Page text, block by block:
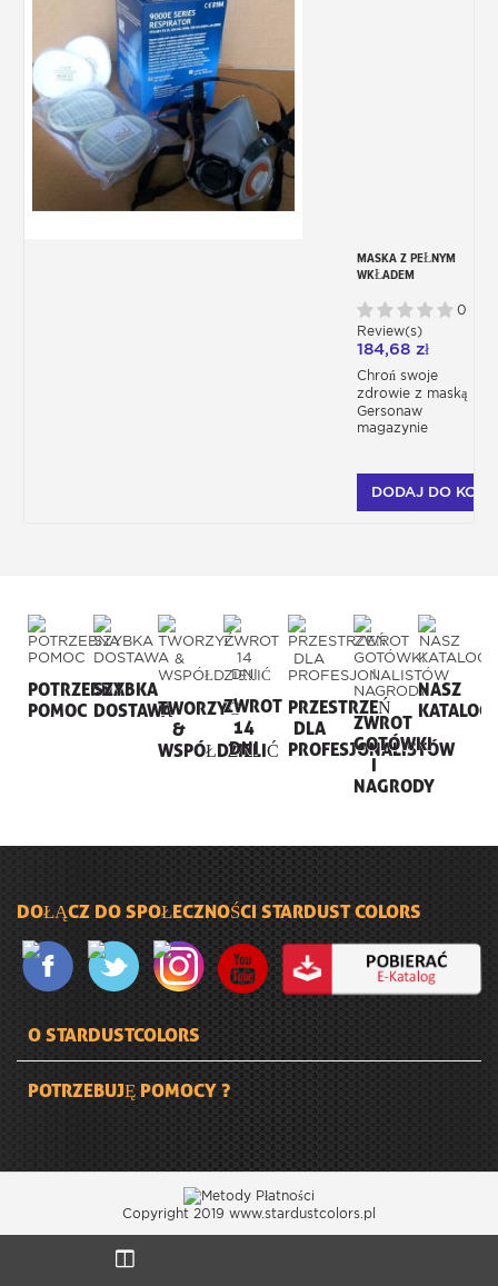
MASKA Z PEŁNYM
WKŁADEM
UŻYTKU
0
Review(s)
184,68 zł
Chroń swoje
zdrowie z maską
Gersonaw
magazynie
DODAJ DO
POTRZEBNA
POMOC
SZYBKA
DOSTAWATWORZYĆ
&
WSPÓŁDZIELIĆ
ZWROT
14
DNI
PRZESTRZEŃ
DLA
PROFESJONALISTÓW
ZWROT
GOTÓWKI
I
NAGRODY
NASZ
KATALOG
DOŁĄCZ DO SPOŁECZNOŚCI STARDUST COLORS
O STARDUSTCOLORS
POTRZEBUJĘ POMOCY ?
Copyright 2019 www.stardustcolors.pl